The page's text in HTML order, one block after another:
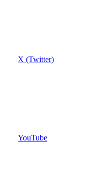
X (Twitter)
YouTube